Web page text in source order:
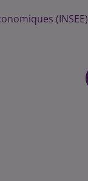
(INSEE)